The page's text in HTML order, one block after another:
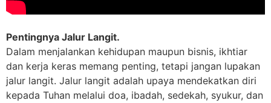
Pentingnya Jalur Langit.
Dalam menjalankan kehidupan maupun bisnis, ikhtiar
dan kerja keras memang penting, tetapi jangan lupakan
jalur langit. Jalur langit adalah upaya mendekatkan diri
kepada Tuhan melalui doa, ibadah, sedekah, syukur, dan